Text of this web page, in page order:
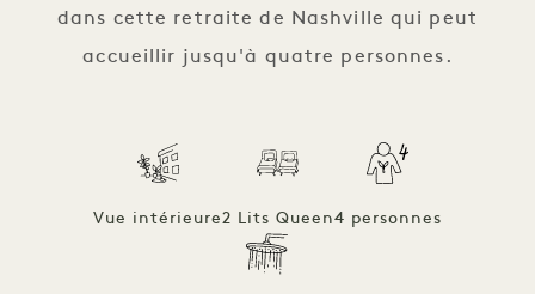
dans cette retraite de Nashville qui peut
accueillir jusqu'à quatre personnes.
Vue intérieure2 Lits Queen4 personnes